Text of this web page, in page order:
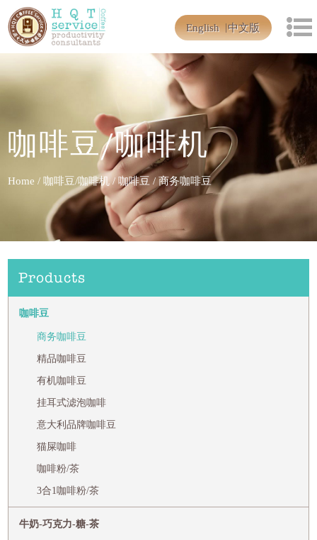
English 中文版
咖啡豆/咖啡机
Home / 咖啡豆/咖啡机/咖啡豆 /商务咖啡豆
Products
咖啡豆
商务咖啡豆
精品咖啡豆
有机咖啡豆
挂耳式滤泡咖啡
意大利品牌咖啡豆
猫屎咖啡
咖啡粉/茶
3合1咖啡粉/茶
牛奶-巧克力-糖-茶